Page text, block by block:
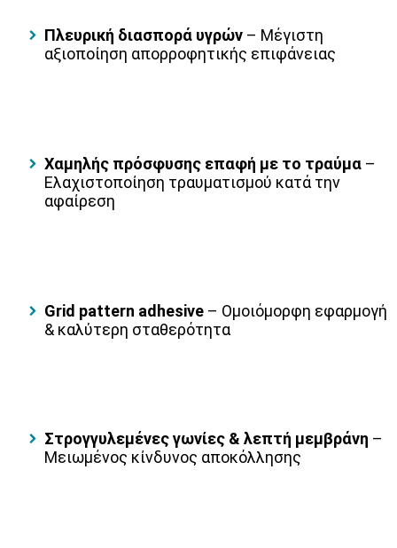
Πλευρική διασπορά υγρών – Μέγιστη
αξιοποίηση απορροφητικής επιφάνειας
Χαμηλής πρόσφυσης επαφή με το τραύμα –
Ελαχιστοποίηση τραυματισμού κατά την
αφαίρεση
Grid pattern adhesive – Ομοιόμορφη εφαρμογή
& καλύτερη σταθερότητα
Στρογγυλεμένες γωνίες & λεπτή μεμβράνη –
Μειωμένος κίνδυνος αποκόλλησης